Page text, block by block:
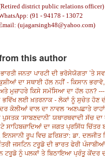
district public relations officer)
(91 - 94178 - 13072
(ujagarsingh48@yahoo.com)
this author
ਜਨਤਾ ਪਾਰਟੀ ਦੀ ਭਰੋਸੇਯੋਗਤਾ ’ਤੇ
ਦਾ ਸਥਾਈ ਹੱਲ ਨਹੀਂ - ਕਿਸਾਨ
ਮੁਜ਼ਾਹਰੇ ਕਿਸੇ ਸਮੱਸਿਆ ਦਾ ਹੱਲ ਹਨ?
ਲਈ ਖ਼ਤਰਨਾਕ - ਲੋਕਾਂ ਨੂੰ ਸੁਚੇਤ ਹੋਣ
ਕੋਲੀਆਂ ਵਾਲ ਦਾ ਨਾਵਲ ‘ਅਣਪਛਾਤੇ
‘ਸਾਬਣਦਾਨੀ’ ਯਥਾਰਥਵਾਦੀ ਸੱਚ
ਸਾਹਿਬਜ਼ਾਦਿਆਂ ਦਾ ਜਗਤ ਪ੍ਰਸਿੱਧ
ਇਨਸਾਨੀ ਰੂਪ ਵਿਚ ਫ਼ਰਿਸ਼ਤਾ: ਡਾ.
ਜਸਟਿਨ ਟਰੂਡੋ ਦੀ ਭਾਰਤ ਫੇਰੀ
ਟਰੂਡੋ ਨੂੰ ਪਲਕਾਂ ਤੇ ਬਿਠਾਇਆ ਪ੍ਰੰਤੂ ਕੇਂਦਰ